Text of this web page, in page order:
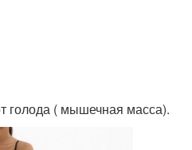
голода ( мышечная масса).